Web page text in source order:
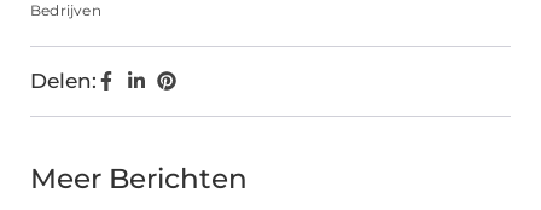
Bedrijven
Delen:
Meer Berichten